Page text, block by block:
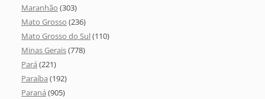
Maranhão (303)
Mato Grosso (236)
Mato Grosso do Sul(110)
Minas Gerais(778)
Pará (221)
Paraíba (192)
Paraná (905)